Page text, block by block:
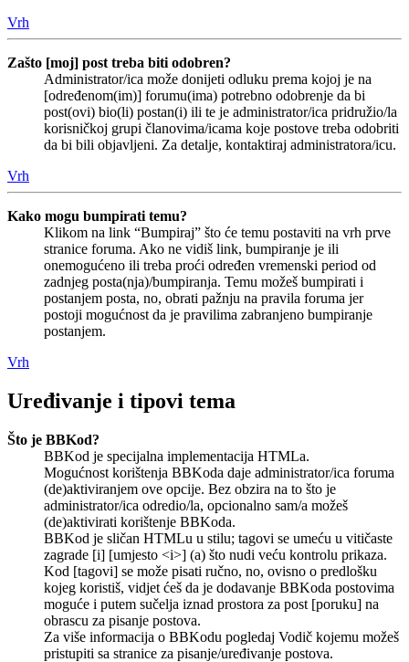
Vrh
Zašto [moj] post treba biti odobren?
Administrator/ica može donijeti odluku prema kojoj je na
[određenom(im)] forumu(ima) potrebno odobrenje da bi
post(ovi) bio(li) postan(i) ili te je administrator/ica pridružio/la
korisničkoj grupi članovima/icama koje postove treba odobriti
da bi bili objavljeni. Za detalje, kontaktiraj administratora/icu.
Vrh
Kako mogu bumpirati temu?
Klikom na link “Bumpiraj” što će temu postaviti na vrh prve
stranice foruma. Ako ne vidiš link, bumpiranje je ili
onemogućeno ili treba proći određen vremenski period od
zadnjeg posta(nja)/bumpiranja. Temu možeš bumpirati i
postanjem posta, no, obrati pažnju na pravila foruma jer
postoji mogućnost da je pravilima zabranjeno bumpiranje
postanjem.
Vrh
Uređivanje i tipovi tema
Što je BBKod?
BBKod je specijalna implementacija HTMLa.
Mogućnost korištenja BBKoda daje administrator/ica foruma
(de)aktiviranjem ove opcije. Bez obzira na to što je
administrator/ica odredio/la, opcionalno sam/a možeš
(de)aktivirati korištenje BBKoda.
BBKod je sličan HTMLu u stilu; tagovi se umeću u vitičaste
zagrade [i] [umjesto <i>] (a) što nudi veću kontrolu prikaza.
Kod [tagovi] se može pisati ručno, no, ovisno o predlošku
kojeg koristiš, vidjet ćeš da je dodavanje BBKoda postovima
moguće i putem sučelja iznad prostora za post [poruku] na
obrascu za pisanje postova.
Za više informacija o BBKodu pogledaj Vodič kojemu možeš
pristupiti sa stranice za pisanje/uređivanje postova.